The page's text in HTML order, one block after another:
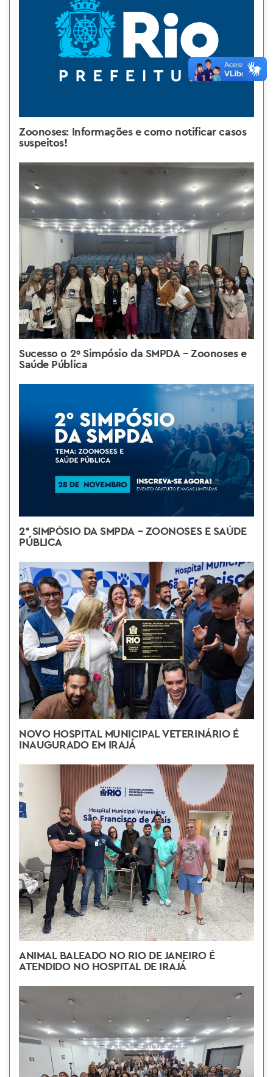
Zoonoses: Informações e como notificar casos
suspeitos!
Sucesso o 2º Simpósio da SMPDA – Zoonoses e
Saúde Pública
2° SIMPÓSIO DA SMPDA – ZOONOSES E SAÚDE
PÚBLICA
NOVO HOSPITAL MUNICIPAL VETERINÁRIO É
INAUGURADO EM IRAJÁ
ANIMAL BALEADO NO RIO DE JANEIRO É
ATENDIDO NO HOSPITAL DE IRAJÁ